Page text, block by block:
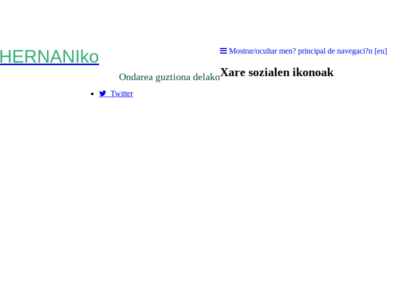
HERNANIko
Ondarea guztiona delako
Mostrar/ocultar men? principal de navegaci?n [eu]
Xare sozialen ikonoak
Twitter